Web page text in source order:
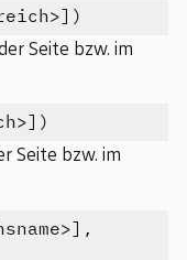
Seite bzw. im
Seite bzw. im